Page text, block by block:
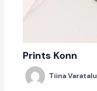
Prints Konn
Tiina Varatalu